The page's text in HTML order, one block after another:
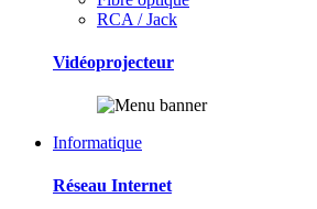
RCA / Jack
Vidéoprojecteur
Informatique
Réseau Internet